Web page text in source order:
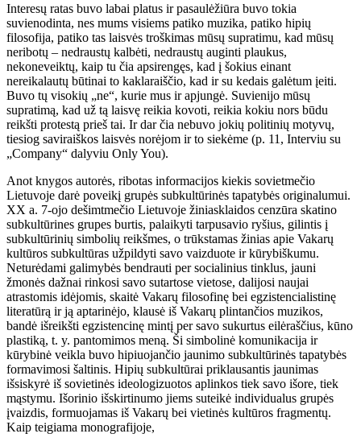
Interesų ratas buvo labai platus ir pasaulėžiūra buvo tokia
suvienodinta, nes mums visiems patiko muzika, patiko hipių
filosofija, patiko tas laisvės troškimas mūsų supratimu, kad mūsų
neribotų – nedraustų kalbėti, nedraustų auginti plaukus,
nekoneveiktų, kaip tu čia apsirengęs, kad į šokius einant
nereikalautų būtinai to kaklaraiščio, kad ir su kedais galėtum įeiti.
Buvo tų visokių „ne“, kurie mus ir apjungė. Suvienijo mūsų
supratimą, kad už tą laisvę reikia kovoti, reikia kokiu nors būdu
reikšti protestą prieš tai. Ir dar čia nebuvo jokių politinių motyvų,
tiesiog saviraiškos laisvės norėjom ir to siekėme (p. 11, Interviu su
„Company“ dalyviu Only You).
Anot knygos autorės, ribotas informacijos kiekis sovietmečio
Lietuvoje darė poveikį grupės subkultūrinės tapatybės originalumui.
XX a. 7-ojo dešimtmečio Lietuvoje žiniasklaidos cenzūra skatino
subkultūrines grupes burtis, palaikyti tarpusavio ryšius, gilintis į
subkultūrinių simbolių reikšmes, o trūkstamas žinias apie Vakarų
kultūros subkultūras užpildyti savo vaizduote ir kūrybiškumu.
Neturėdami galimybės bendrauti per socialinius tinklus, jauni
žmonės dažnai rinkosi savo sutartose vietose, dalijosi naujai
atrastomis idėjomis, skaitė Vakarų filosofinę bei egzistencialistinę
literatūrą ir ją aptarinėjo, klausė iš Vakarų plintančios muzikos,
bandė išreikšti egzistencinę mintį per savo sukurtus eilėraščius, kūno
plastiką, t. y. pantomimos meną. Ši simbolinė komunikacija ir
kūrybinė veikla buvo hipiuojančio jaunimo subkultūrinės tapatybės
formavimosi šaltinis. Hipių subkultūrai priklausantis jaunimas
išsiskyrė iš sovietinės ideologizuotos aplinkos tiek savo išore, tiek
mąstymu. Išorinio išskirtinumo jiems suteikė individualus grupės
įvaizdis, formuojamas iš Vakarų bei vietinės kultūros fragmentų.
Kaip teigiama monografijoje,